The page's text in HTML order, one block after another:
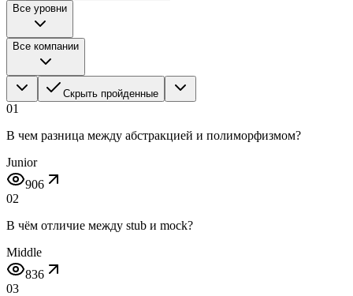
Все уровни
Все компании
Скрыть пройденные
01
В чем разница между абстракцией и полиморфизмом?
Junior
906
02
В чём отличие между stub и mock?
Middle
836
03